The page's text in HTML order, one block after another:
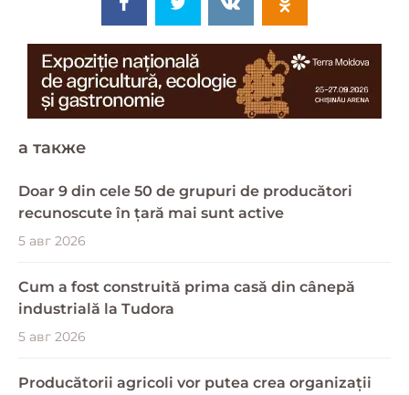
a также
Doar 9 din cele 50 de grupuri de producători
recunoscute în țară mai sunt active
5 авг 2026
Cum a fost construită prima casă din cânepă
industrială la Tudora
5 авг 2026
Producătorii agricoli vor putea crea organizații